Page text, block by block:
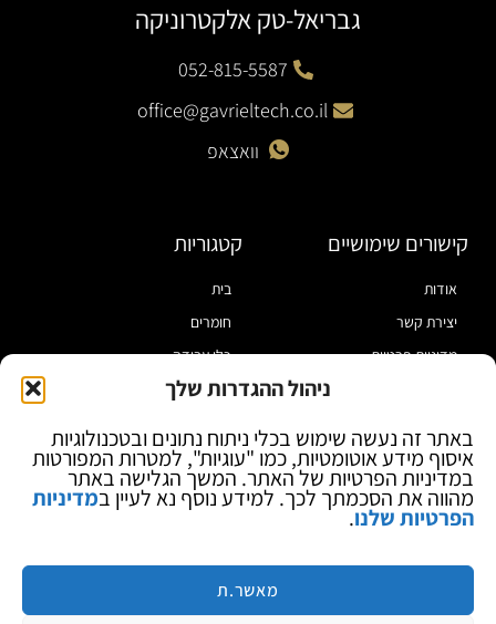
ניהול ההגדרות שלך
באתר זה נעשה שימוש בכלי ניתוח נתונים ובטכנולוגיות
איסוף מידע אוטומטיות, כמו "עוגיות", למטרות המפורטות
במדיניות הפרטיות של האתר. המשך הגלישה באתר
מהווה את הסכמתך לכך. למידע נוסף נא לעיין במדיניות
הפרטיות שלנו.
מאשר.ת
גבריאל-טק אלקטרוניקה
052-815-5587
office@gavrieltech.co.il
וואצאפ
קישורים שימושיים
אודות
יצירת קשר
מדיניות פרטיות
בלוג
קטגוריות
בית
חומרים
כלי עבודה
מוצרי הלחמה
ספקי כח ומודדים
ציוד אופטי להגדלה
מותגים